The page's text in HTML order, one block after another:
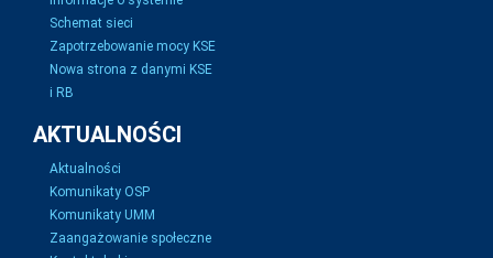
Schemat sieci
Zapotrzebowanie mocy KSE
Nowa strona z danymi KSE
i RB
AKTUALNOŚCI
Aktualności
Komunikaty OSP
Komunikaty UMM
Zaangażowanie społeczne